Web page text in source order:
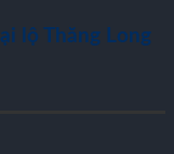
lộ Thăng Long